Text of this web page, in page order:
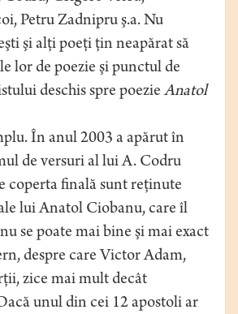
Petru Zadnipru ş.a. Nu
şi alţi poeţi ţin neapărat să
lor de poezie şi punctul de
deschis spre poezieAnatol
În anul 2003 a apărut în
de versuri al lui A. Codru
coperta finală sunt reţinute
lui Anatol Ciobanu, care îl
se poate mai bine şi mai exact
despre care Victor Adam,
zice mai mult decât
unul din cei 12 apostoli ar